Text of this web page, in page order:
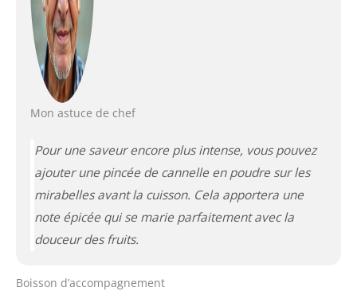
Mon astuce de chef
Pour une saveur encore plus intense, vous pouvez
ajouter une pincée de cannelle en poudre sur les
mirabelles avant la cuisson. Cela apportera une
note épicée qui se marie parfaitement avec la
douceur des fruits.
Boisson d’accompagnement